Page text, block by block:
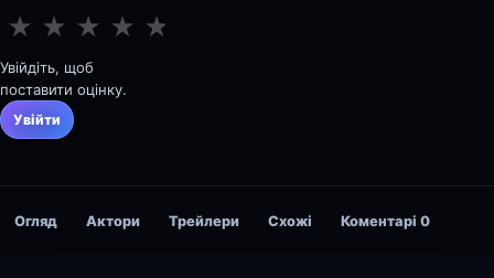
★ ★ ★ ★ ★
Увійдіть, щоб
поставити оцінку.
Увійти
Огляд Актори Трейлери Схожі Коментарі 0